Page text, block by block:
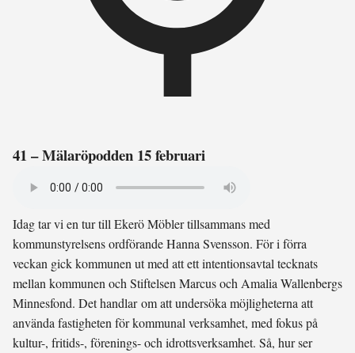
41 – Mälaröpodden 15 februari
Idag tar vi en tur till Ekerö Möbler tillsammans med
kommunstyrelsens ordförande Hanna Svensson. För i förra
veckan gick kommunen ut med att ett intentionsavtal tecknats
mellan kommunen och Stiftelsen Marcus och Amalia Wallenbergs
Minnesfond. Det handlar om att undersöka möjligheterna att
använda fastigheten för kommunal verksamhet, med fokus på
kultur-, fritids-, förenings- och idrottsverksamhet. Så, hur ser